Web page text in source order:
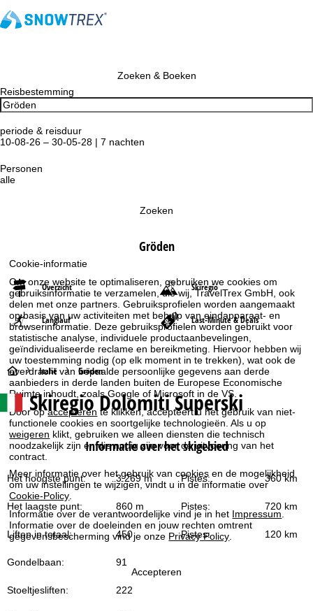
Cookie-informatie
Om onze website te optimaliseren, gebruiken we cookies om
gebruiksinformatie te verzamelen, die wij, TravelTrex GmbH, ook
delen met onze partners. Gebruiksprofielen worden aangemaakt
op basis van uw activiteiten met behulp van eindapparaat- en
browserinformatie. Deze gebruiksprofielen worden gebruikt voor
statistische analyse, individuele productaanbevelingen,
geïndividualiseerde reclame en bereikmeting. Hiervoor hebben wij
uw toestemming nodig (op elk moment in te trekken), wat ook de
overdracht van bepaalde persoonlijke gegevens aan derde
aanbieders in derde landen buiten de Europese Economische
Ruimte inhoudt, zoals Google of Microsoft in de VS.
Door opaccepteren te klikken, accepteert u het gebruik van niet-
functionele cookies en soortgelijke technologieën. Als u op
weigeren klikt, gebruiken we alleen diensten die technisch
noodzakelijk zijn en die nodig zijn voor de uitvoering van het
contract.
Meer informatie over het gebruik van cookies en de mogelijkheid
om uw instellingen te wijzigen, vindt u in de informatie over
Cookie-Policy
Informatie over de verantwoordelijke vind je in het Impressum
Informatie over de doeleinden en jouw rechten omtrent
gegevensbescherming vind je onze Privacy Policy
Accepteren
Zoeken & Boeken
Reisbestemming
periode & reisduur
10-08-26 – 30-05-28 | 7 nachten
Personen
alle
Zoeken
Gröden
Overzicht Skiregio
Langlauf Last-Minute & Deals
S
t
a
r
t
p
a
Italië Gröden
Skiregio Dolomiti Superski
Informatie over het skigebied
Het hoogste punt: 3.269 m Pistes: 360 km
Het laagste punt: 860 m Pistes: 720 km
Liften in totaal: 450 Pistes: 120 km
Gondelbaan: 91
Stoeltjesliften: 222